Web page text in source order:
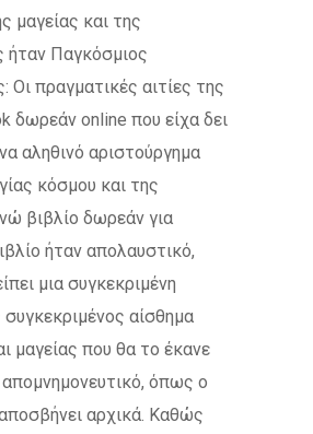
μαγείας και της
ήταν Παγκόσμιος
Οι πραγματικές αιτίες της
δωρεάν online που είχα δει
αληθινό αριστούργημα
κόσμου και της
βιβλίο δωρεάν για
ήταν απολαυστικό,
μια συγκεκριμένη
συγκεκριμένος αίσθημα
μαγείας που θα το έκανε
όπως ο
αρχικά. Καθώς